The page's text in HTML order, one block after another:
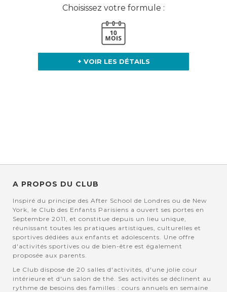
Choisissez votre formule :
+ VOIR LES DÉTAILS
A PROPOS DU CLUB
Inspiré du principe des After School de Londres ou de New
York, le Club des Enfants Parisiens a ouvert ses portes en
Septembre 2011, et constitue depuis un lieu unique,
réunissant toutes les pratiques artistiques, culturelles et
sportives dédiées aux enfants et adolescents. Une offre
d'activités sportives ou de bien-être est également
proposée aux parents.
Le Club dispose de 20 salles d'activités, d'une jolie cour
intérieure et d'un salon de thé. Ses activités se déclinent au
rythme de besoins des familles : cours annuels en semaine